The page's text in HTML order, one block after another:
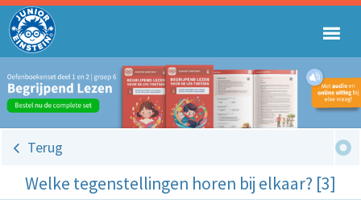
Terug
Welke tegenstellingen horen bij elkaar? [3]